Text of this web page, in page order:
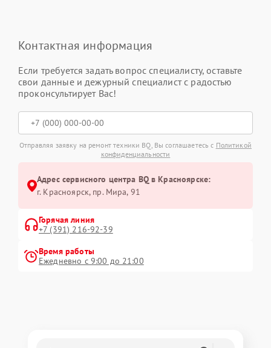
Контактная информация
Если требуется задать вопрос специалисту, оставьте
свои данные и дежурный специалист с радостью
проконсультирует Вас!
Отправляя заявку на ремонт техники BQ, Вы соглашаетесь с Политикой
конфиденциальности
Адрес сервисного центра BQ в Красноярске:
г. Красноярск, ​пр. Мира, 91
Горячая линия
+7 (391) 216-92-39
Время работы
Ежедневно с 9:00 до 21:00